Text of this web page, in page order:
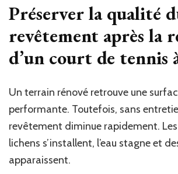
Préserver la qualité
revêtement après la
d’un court de tennis
Un terrain rénové retrouve une
performante. Toutefois, sans
revêtement diminue rapidement.
lichens s’installent, l’eau stagne et
apparaissent.